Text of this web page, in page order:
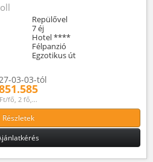
Repülővel
7 éj
Hotel ****
Félpanzió
Egzotikus út
03-03-tól
Ft/fő, 2 fő,...
Részletek